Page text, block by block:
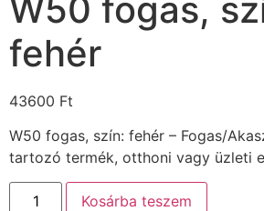
W50 fogas,
fehér
43600 Ft
W50 fogas, szín: fehér – Fogas/
tartozó termék, otthoni vagy üzleti
Kosárba teszem